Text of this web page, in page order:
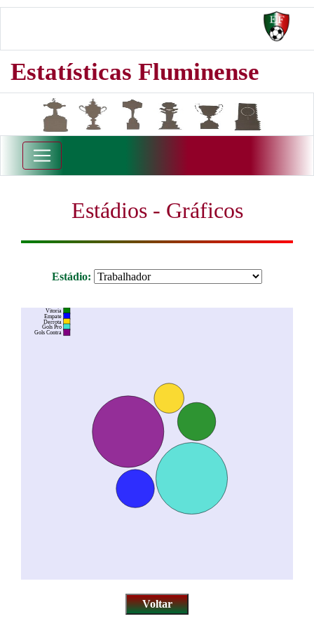
Estatísticas Fluminense
Estádios - Gráficos
Estádio:
Vitoria
Empate
Derrota
Gols Pro
Gols Contra